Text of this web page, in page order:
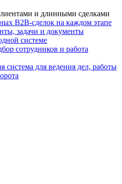
и длинными сделками
B2B-сделок на каждом этапе
задачи и документы
системе
сотрудников и работа
система для ведения дел, работы